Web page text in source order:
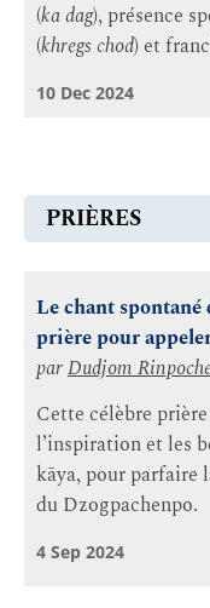
(ka dag), présence
(khregs chod) et
10 Dec 2024
PRIÈRES
Le chant
prière pour
parDudjom
Cette célèbre
l’inspiration et les
kāya, pour parfaire
du Dzogpachenpo.
4 Sep 2024